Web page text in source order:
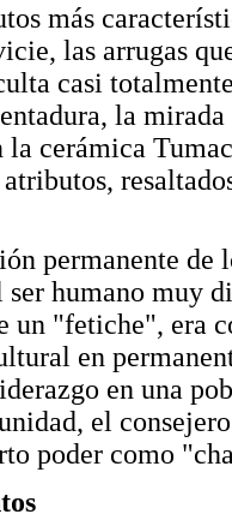
más
las arrugas
casi
la
la cerámica
permanente de
ser humano muy
un "fetiche", era
en
en una
el
poder como